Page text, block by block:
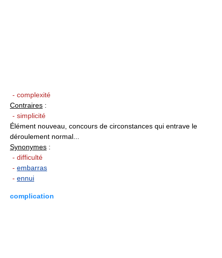
- complexité
Contraires :
- simplicité
Élément nouveau, concours de circonstances qui entrave le
déroulement normal...
Synonymes :
- difficulté
- embarras
- ennui
complication